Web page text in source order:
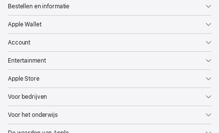
Bestellen en informatie
Apple Wallet
Account
Entertainment
Apple Store
Voor bedrijven
Voor het onderwijs